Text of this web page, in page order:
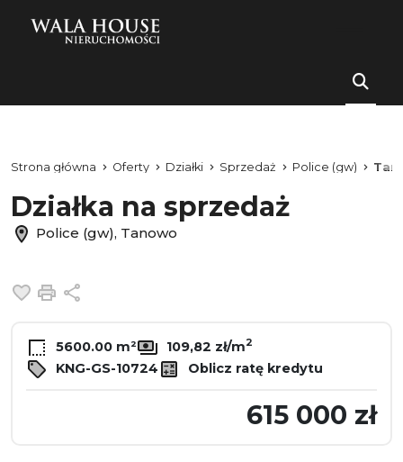
Strona główna Oferty Działki Sprzedaż Police (gw)
Działka na sprzedaż
Police (gw), Tanowo
Dodaj do ulubionych
Drukuj
5600.00 m² 109,82 zł/m2
KNG-GS-10724 Oblicz ratę kredytu
615 000 zł